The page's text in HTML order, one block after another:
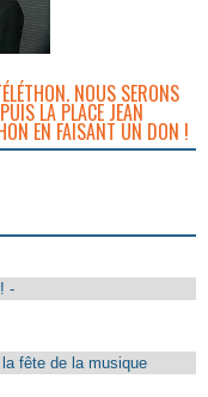
NOUS SERONS
LA PLACE JEAN
EN FAISANT UN DON !
-
fête de la musique